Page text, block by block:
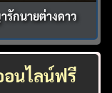
กนายต่างดาว
นไลน์ฟรี